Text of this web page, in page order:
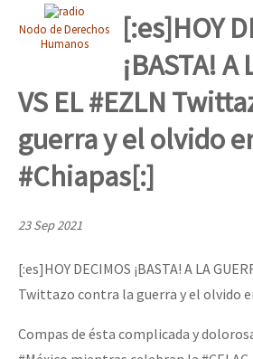
La palabra del EZLN
Encuentros
Chiapas
México
Latinoamérica
La Sexta
Megaproyectos
Dia 4 – Encontro “Guerra contra a
Dia 3 do Encontro “Guerra contra a
Dia 2 do Encontro “Guerra contra a
Dia 1: Encontro “Guerra contra a
[CDMX – 20 julio] Jornadas globales
Nodo de Derechos
Humanos
[:es]HOY
¡BASTA! A
VS EL #EZLN
guerra y el olvido
#Chiapas[:]
23 Sep 2021
[:es]HOY DECIMOS ¡BASTA! A LA
Twittazo contra la guerra y el olvido
Compas de ésta complicada y